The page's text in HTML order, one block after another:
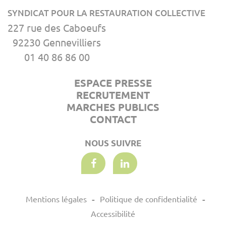
SYNDICAT POUR LA RESTAURATION COLLECTIVE
227 rue des Caboeufs
92230 Gennevilliers
01 40 86 86 00
ESPACE PRESSE
RECRUTEMENT
MARCHES PUBLICS
CONTACT
NOUS SUIVRE
Mentions légales
Politique de confidentialité
Accessibilité